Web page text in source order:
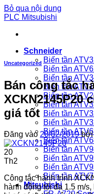
Bỏ qua nội dung
PLC Mitsubishi
Schneider
Biến tần
Biến tần
Biến tần
Biến tần
Biến tần
Biến tần
Biến tần
Biến tần
Biến tần
Biến tần
Biến tần
Biến tần
Biến tần
Biến tần
Mitsubishi
Uncategorized
Bán công tắc
XCKN2145P20
giá tốt
Đăng vào 20/02/2019
20
Th2
Công tắc hành trình
hành động tối đa 1.5 m/